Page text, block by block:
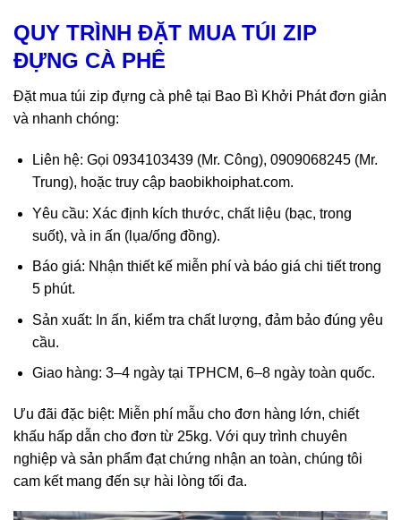
QUY TRÌNH ĐẶT MUA TÚI ZIP
ĐỰNG CÀ PHÊ
Đặt mua túi zip đựng cà phê tại Bao Bì Khởi Phát đơn giản
và nhanh chóng:
Liên hệ: Gọi 0934103439 (Mr. Công), 0909068245 (Mr.
Trung), hoặc truy cập baobikhoiphat.com.
Yêu cầu: Xác định kích thước, chất liệu (bạc, trong
suốt), và in ấn (lụa/ống đồng).
Báo giá: Nhận thiết kế miễn phí và báo giá chi tiết trong
5 phút.
Sản xuất: In ấn, kiểm tra chất lượng, đảm bảo đúng yêu
cầu.
Giao hàng: 3–4 ngày tại TPHCM, 6–8 ngày toàn quốc.
Ưu đãi đặc biệt: Miễn phí mẫu cho đơn hàng lớn, chiết
khấu hấp dẫn cho đơn từ 25kg. Với quy trình chuyên
nghiệp và sản phẩm đạt chứng nhận an toàn, chúng tôi
cam kết mang đến sự hài lòng tối đa.